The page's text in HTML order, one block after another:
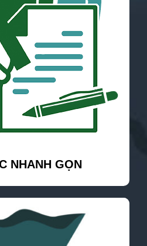
NHANH GỌN